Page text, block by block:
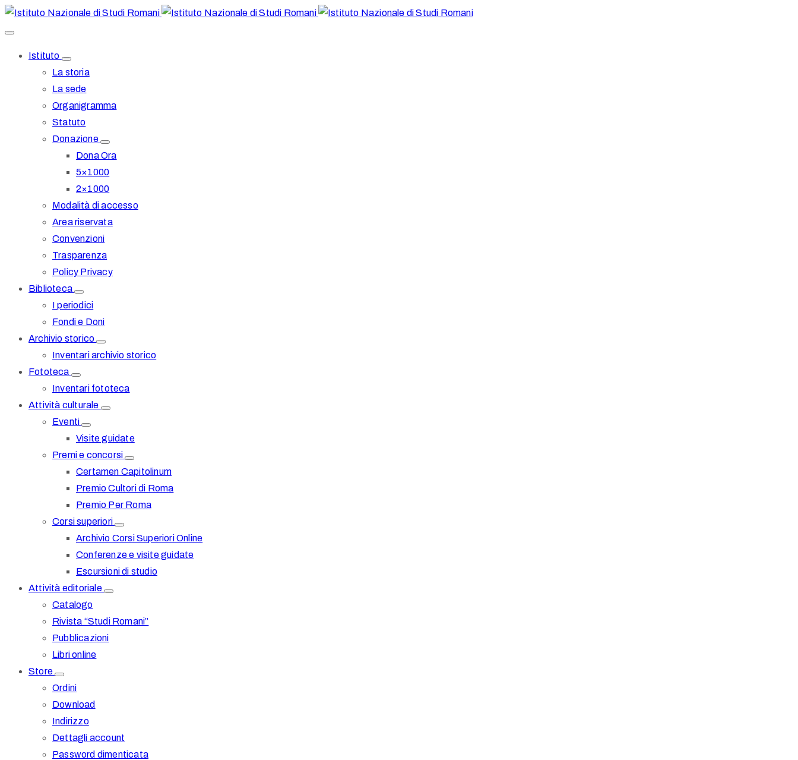
Istituto
La storia
La sede
Organigramma
Statuto
Donazione
Dona Ora
5×1000
2×1000
Modalità di accesso
Area riservata
Convenzioni
Trasparenza
Policy Privacy
Biblioteca
I periodici
Fondi e Doni
Archivio storico
Inventari archivio storico
Fototeca
Inventari fototeca
Attività culturale
Eventi
Visite guidate
Premi e concorsi
Certamen Capitolinum
Premio Cultori di Roma
Premio Per Roma
Corsi superiori
Archivio Corsi Superiori Online
Conferenze e visite guidate
Escursioni di studio
Attività editoriale
Catalogo
Rivista “Studi Romani”
Pubblicazioni
Libri online
Store
Ordini
Download
Indirizzo
Dettagli account
Password dimenticata